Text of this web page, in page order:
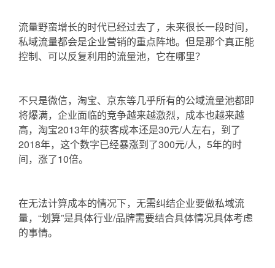
流量野蛮增长的时代已经过去了，未来很长一段时间，
私域流量都会是企业营销的重点阵地。但是那个真正能
控制、可以反复利用的流量池，它在哪里？
不只是微信，淘宝、京东等几乎所有的公域流量池都即
将爆满，企业面临的竞争越来越激烈，成本也越来越
高，淘宝2013年的获客成本还是30元/人左右，到了
2018年，这个数字已经暴涨到了300元/人，5年的时
间，涨了10倍。
在无法计算成本的情况下，无需纠结企业要做私域流
量，“划算”是具体行业/品牌需要结合具体情况具体考虑
的事情。